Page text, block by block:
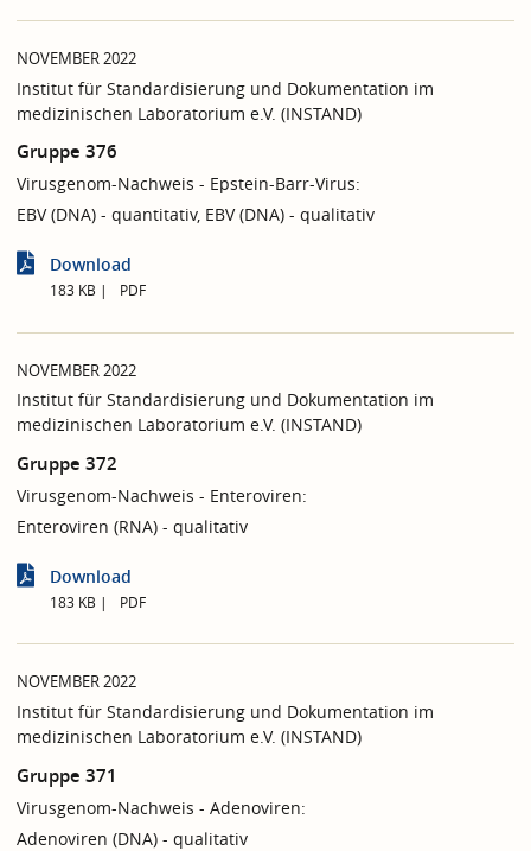
NOVEMBER 2022
Institut für Standardisierung und Dokumentation im
medizinischen Laboratorium e.V. (INSTAND)
Gruppe 376
Virusgenom-Nachweis - Epstein-Barr-Virus:
EBV (DNA) - quantitativ, EBV (DNA) - qualitativ
Download
183 KB PDF
NOVEMBER 2022
Institut für Standardisierung und Dokumentation im
medizinischen Laboratorium e.V. (INSTAND)
Gruppe 372
Virusgenom-Nachweis - Enteroviren:
Enteroviren (RNA) - qualitativ
Download
183 KB PDF
NOVEMBER 2022
Institut für Standardisierung und Dokumentation im
medizinischen Laboratorium e.V. (INSTAND)
Gruppe 371
Virusgenom-Nachweis - Adenoviren:
Adenoviren (DNA) - qualitativ